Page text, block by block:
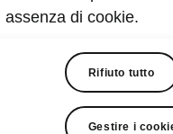
assenza di cookie.
Rifiuto tutto
Gestire i